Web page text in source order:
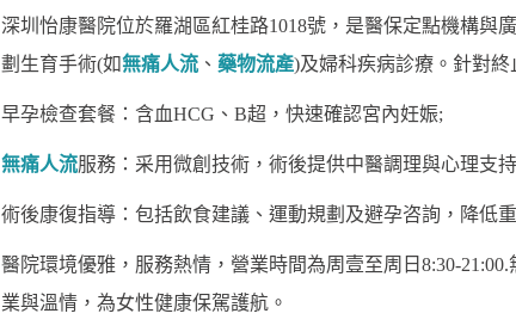
深圳怡康醫院位於羅湖區紅桂路1018號，是醫保定點機構與
劃生育手術(如無痛人流、 藥物流產)及婦科疾病診療。針對終
早孕檢查套餐：含血HCG、B超，快速確認宮內妊娠;
無痛人流服務：采用微創技術，術後提供中醫調理與心理支
術後康復指導：包括飲食建議、運動規劃及避孕咨詢，降低
醫院環境優雅，服務熱情，營業時間為周壹至周日8:30-
業與溫情，為女性健康保駕護航。